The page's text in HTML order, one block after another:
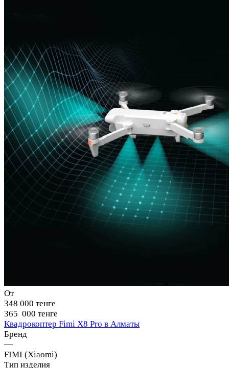
От
348 000 тенге
365 000 тенге
Квадрокоптер Fimi X8 Pro в Алматы
Бренд
—
FIMI (Xiaomi)
Тип изделия